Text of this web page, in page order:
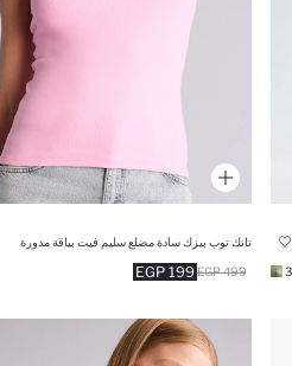
تانك توب بيزك سادة مضلع سليم فيت بياقة مدورة
199 EGP 499 EGP